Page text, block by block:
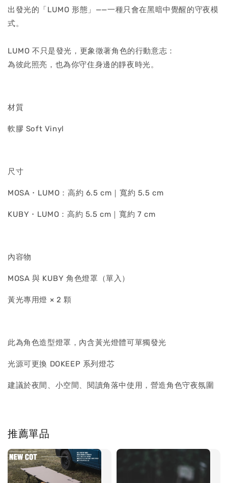
出發光的「LUMO 形態」——一種只會在黑暗中覺醒的守夜模
式。
LUMO 不只是發光，更象徵著角色的行動意志：
為彼此照亮，也為你守住身邊的靜夜時光。
材質
軟膠 Soft Vinyl
尺寸
MOSA・LUMO：高約 6.5 cm｜寬約 5.5 cm
KUBY・LUMO：高約 5.5 cm｜寬約 7 cm
內容物
MOSA 與 KUBY 角色燈罩（單入）
黃光專用燈 × 2 顆
此為角色造型燈罩，內含黃光燈體可單獨發光
光源可更換 DOKEEP 系列燈芯
建議於夜間、小空間、閱讀角落中使用，營造角色守夜氛圍
推薦單品